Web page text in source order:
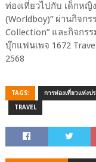
ท่องเที่ยวไปกับ เด็กหญิ
(Worldboy)” ผ่านกิจก
Collection” และกิจกร
บุ๊กแฟนเพจ 1672
2568
TAGS: การท่องเที่ยวแห่งป
TRAVEL